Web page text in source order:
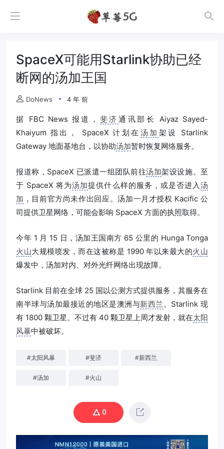
SpaceX可能用Starlink协助已经
断网的汤加王国
DoNews 4 年 前
据 FBC News 报道， 斐济通讯部长 Aiyaz Sayed-
Khaiyum 指出， SpaceX 计划在 汤加 架设 Starlink
Gateway 地面基地台，以协助汤加暂时恢复网络服务。
报道称，SpaceX 已派遣一组团队前往汤加架设设施。至
于 SpaceX 将为汤加提供什么样的服务，或是否进入汤
加 ，目前官方尚未作出回应。汤加一月才授权 Kacific 公
司提供卫星网络，可能会影响 SpaceX 方面的执照取得。
今年 1 月 15 日，汤加王国南方 65 公里的 Hunga Tonga
火山大规模喷发，而在这被称是 1990 年以来最大的火山
爆发中，汤加对内、对外光纤网络出现故障。
Starlink 目前在全球 25 国以公测方式提供服务，其服务在
南半球与汤加最接近的地区是澳洲与新西兰 。Starlink 现
有 1800 颗卫星。不过有 40 颗卫星上周才发射，就在太阳
风暴中被破坏。
#太阳风暴 #斐济 #新西兰
#汤加 #火山
0